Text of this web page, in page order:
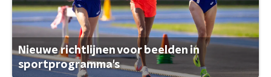
Nieuwe richtlijnen voor beelden in
sportprogramma's